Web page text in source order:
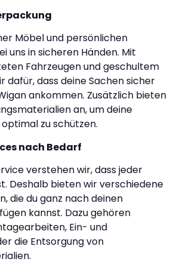
Möbel und persönlichen
uns in sicheren Händen. Mit
Fahrzeugen und geschultem
dafür, dass deine Sachen sicher
ankommen. Zusätzlich bieten
an, um deine
zu schützen.
nach Bedarf
verstehen wir, dass jeder
Deshalb bieten wir verschiedene
die du ganz nach deinen
kannst. Dazu gehören
Ein- und
die Entsorgung von